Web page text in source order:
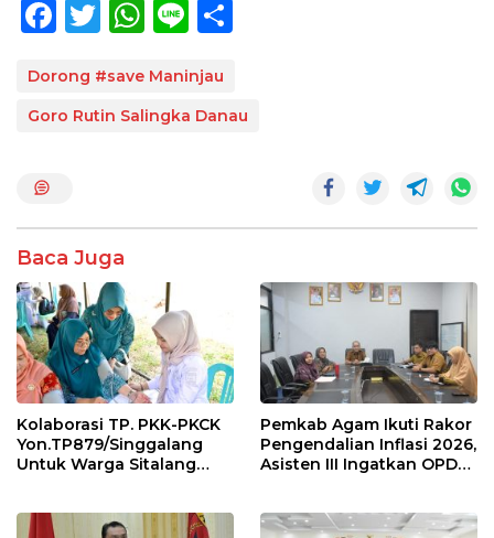
F
e
b
k
T
itt
er
W
at
s
p
Li
e
e
Dorong #save Maninjau
Goro Rutin Salingka Danau
Baca Juga
Kolaborasi TP. PKK-PKCK
Yon.TP879/Singgalang
Untuk Warga Sitalang
Pemkab Agam Ikuti Rakor
Pengendalian Inflasi 2026,
Asisten III Ingatkan OPD